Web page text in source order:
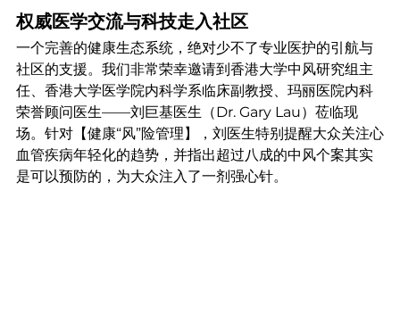
权威医学交流与科技走入社区
一个完善的健康生态系统，绝对少不了专业医护的引航与
社区的支援。我们非常荣幸邀请到香港大学中风研究组主
任、香港大学医学院内科学系临床副教授、玛丽医院内科
荣誉顾问医生——刘巨基医生（Dr. Gary Lau）莅临现
场。针对【健康“风”险管理】，刘医生特别提醒大众关注心
血管疾病年轻化的趋势，并指出超过八成的中风个案其实
是可以预防的，为大众注入了一剂强心针。